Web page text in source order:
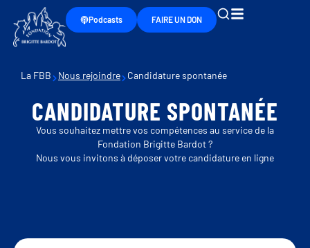
Podcasts FAIRE UN DON
La FBB Nous rejoindre Candidature spontanée
CANDIDATURE SPONTANÉE
Vous souhaitez mettre vos compétences au service de la
Fondation Brigitte Bardot ?
Nous vous invitons à déposer votre candidature en ligne